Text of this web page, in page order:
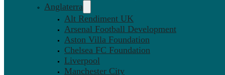
Anglaterra
Alt Rendiment UK
Arsenal Football Development
Aston Villa Foundation
Chelsea FC Foundation
Liverpool
Manchester City